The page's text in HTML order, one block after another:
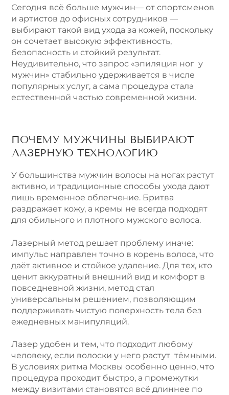
Сегодня всё больше мужчин— от спортсменов
и артистов до офисных сотрудников —
выбирают такой вид ухода за кожей, поскольку
он сочетает высокую эффективность,
безопасность и стойкий результат.
Неудивительно, что запрос «эпиляция ног у
мужчин» стабильно удерживается в числе
популярных услуг, а сама процедура стала
естественной частью современной жизни.
ПОЧЕМУ МУЖЧИНЫ ВЫБИРАЮТ
ЛАЗЕРНУЮ ТЕХНОЛОГИЮ
У большинства мужчин волосы на ногах растут
активно, и традиционные способы ухода дают
лишь временное облегчение. Бритва
раздражает кожу, а кремы не всегда подходят
для обильного и плотного мужского волоса.
Лазерный метод решает проблему иначе:
импульс направлен точно в корень волоса, что
даёт активное и стойкое удаление. Для тех, кто
ценит аккуратный внешний вид и комфорт в
повседневной жизни, метод стал
универсальным решением, позволяющим
поддерживать чистую поверхность тела без
ежедневных манипуляций.
Лазер удобен и тем, что подходит любому
человеку, если волоски у него растут тёмными.
В условиях ритма Москвы особенно ценно, что
процедура проходит быстро, а промежутки
между визитами становятся всё длиннее по